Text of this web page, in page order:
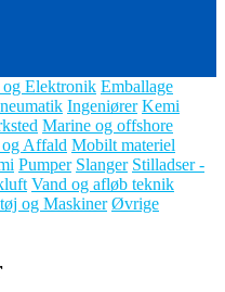
Elektronik Emballage
Ingeniører Kemi
Marine og offshore
Affald Mobilt materiel
Pumper Slanger Stilladser -
Vand og afløb teknik
og Maskiner Øvrige